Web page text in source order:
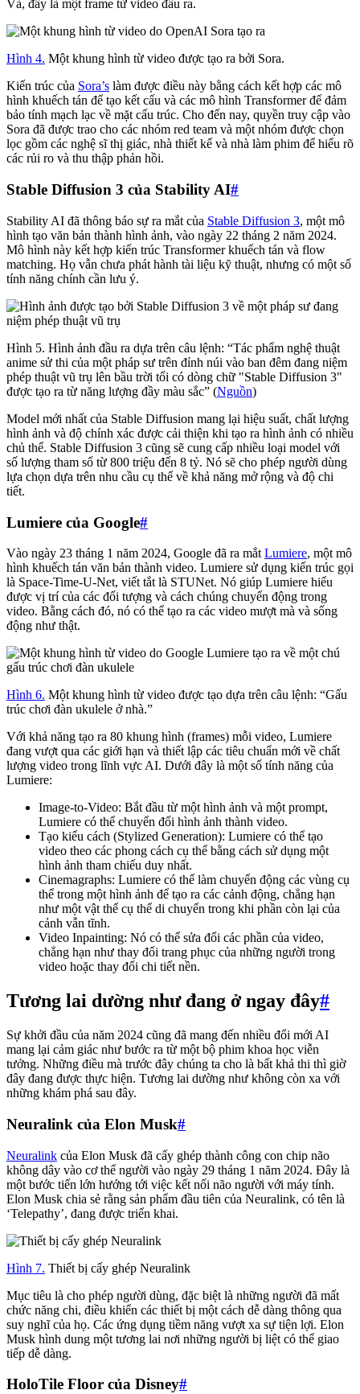
Và, đây là một frame từ video đầu ra.
Hình 4. Một khung hình từ video được tạo ra bởi Sora.
Kiến trúc của Sora’s làm được điều này bằng cách kết hợp các mô
hình khuếch tán để tạo kết cấu và các mô hình Transformer để đảm
bảo tính mạch lạc về mặt cấu trúc. Cho đến nay, quyền truy cập vào
Sora đã được trao cho các nhóm red team và một nhóm được chọn
lọc gồm các nghệ sĩ thị giác, nhà thiết kế và nhà làm phim để hiểu rõ
các rủi ro và thu thập phản hồi.
Stable Diffusion 3 của Stability AI#
Stability AI đã thông báo sự ra mắt của Stable Diffusion 3, một mô
hình tạo văn bản thành hình ảnh, vào ngày 22 tháng 2 năm 2024.
Mô hình này kết hợp kiến trúc Transformer khuếch tán và flow
matching. Họ vẫn chưa phát hành tài liệu kỹ thuật, nhưng có một số
tính năng chính cần lưu ý.
Hình 5. Hình ảnh đầu ra dựa trên câu lệnh: “Tác phẩm nghệ thuật
anime sử thi của một pháp sư trên đỉnh núi vào ban đêm đang niệm
phép thuật vũ trụ lên bầu trời tối có dòng chữ "Stable Diffusion 3"
được tạo ra từ năng lượng đầy màu sắc” (Nguồn)
Model mới nhất của Stable Diffusion mang lại hiệu suất, chất lượng
hình ảnh và độ chính xác được cải thiện khi tạo ra hình ảnh có nhiều
chủ thể. Stable Diffusion 3 cũng sẽ cung cấp nhiều loại model với
số lượng tham số từ 800 triệu đến 8 tỷ. Nó sẽ cho phép người dùng
lựa chọn dựa trên nhu cầu cụ thể về khả năng mở rộng và độ chi
tiết.
Lumiere của Google#
Vào ngày 23 tháng 1 năm 2024, Google đã ra mắt Lumiere, một mô
hình khuếch tán văn bản thành video. Lumiere sử dụng kiến trúc gọi
là Space-Time-U-Net, viết tắt là STUNet. Nó giúp Lumiere hiểu
được vị trí của các đối tượng và cách chúng chuyển động trong
video. Bằng cách đó, nó có thể tạo ra các video mượt mà và sống
động như thật.
Hình 6. Một khung hình từ video được tạo dựa trên câu lệnh: “Gấu
trúc chơi đàn ukulele ở nhà.”
Với khả năng tạo ra 80 khung hình (frames) mỗi video, Lumiere
đang vượt qua các giới hạn và thiết lập các tiêu chuẩn mới về chất
lượng video trong lĩnh vực AI. Dưới đây là một số tính năng của
Lumiere:
Image-to-Video: Bắt đầu từ một hình ảnh và một prompt,
Lumiere có thể chuyển đổi hình ảnh thành video.
Tạo kiểu cách (Stylized Generation): Lumiere có thể tạo
video theo các phong cách cụ thể bằng cách sử dụng một
hình ảnh tham chiếu duy nhất.
Cinemagraphs: Lumiere có thể làm chuyển động các vùng cụ
thể trong một hình ảnh để tạo ra các cảnh động, chẳng hạn
như một vật thể cụ thể di chuyển trong khi phần còn lại của
cảnh vẫn tĩnh.
Video Inpainting: Nó có thể sửa đổi các phần của video,
chẳng hạn như thay đổi trang phục của những người trong
video hoặc thay đổi chi tiết nền.
Tương lai dường như đang ở ngay đây#
Sự khởi đầu của năm 2024 cũng đã mang đến nhiều đổi mới AI
mang lại cảm giác như bước ra từ một bộ phim khoa học viễn
tưởng. Những điều mà trước đây chúng ta cho là bất khả thi thì giờ
đây đang được thực hiện. Tương lai dường như không còn xa với
những khám phá sau đây.
Neuralink của Elon Musk#
Neuralink của Elon Musk đã cấy ghép thành công con chip não
không dây vào cơ thể người vào ngày 29 tháng 1 năm 2024. Đây là
một bước tiến lớn hướng tới việc kết nối não người với máy tính.
Elon Musk chia sẻ rằng sản phẩm đầu tiên của Neuralink, có tên là
‘Telepathy’, đang được triển khai.
Hình 7. Thiết bị cấy ghép Neuralink
Mục tiêu là cho phép người dùng, đặc biệt là những người đã mất
chức năng chi, điều khiển các thiết bị một cách dễ dàng thông qua
suy nghĩ của họ. Các ứng dụng tiềm năng vượt xa sự tiện lợi. Elon
Musk hình dung một tương lai nơi những người bị liệt có thể giao
tiếp dễ dàng.
HoloTile Floor của Disney#